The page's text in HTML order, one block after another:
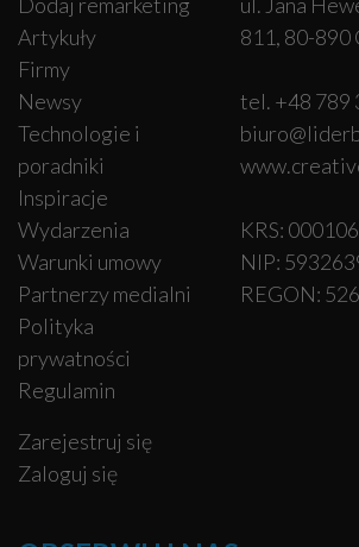
Dodaj remarketing
Artykuły
Firmy
Newsy
Technologie i
poradniki
Inspiracje
Wydarzenia
Warunki umowy
Partnerzy medialni
Polityka
prywatności
Regulamin
Zarejestruj się
Zaloguj się
ul. Jana
811, 80-890
tel. +48 789
KRS:
NIP:
REGON: